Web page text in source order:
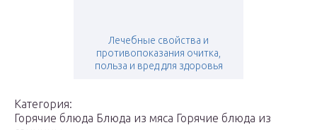
Лечебные свойства и
противопоказания очитка,
польза и вред для здоровья
Категория:
Горячие блюда Блюда из мяса Горячие блюда из